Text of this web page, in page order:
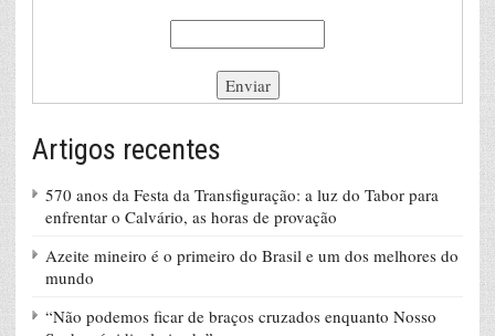
Artigos recentes
570 anos da Festa da Transfiguração: a luz do Tabor para
enfrentar o Calvário, as horas de provação
Azeite mineiro é o primeiro do Brasil e um dos melhores do
mundo
“Não podemos ficar de braços cruzados enquanto Nosso